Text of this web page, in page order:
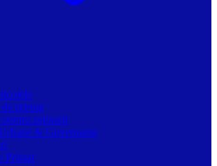
primar
pentru primarii
& Guvernanta
Primar